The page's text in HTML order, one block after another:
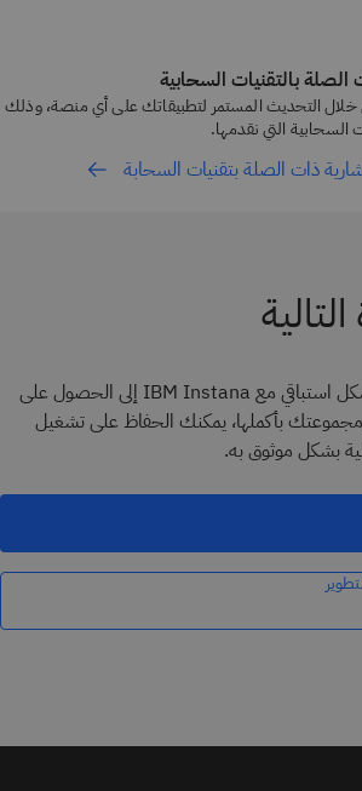
بالتقنيات السحابية
خلال التحديث المستمر لتطبيقاتك على أي منصة، وذلك
التي نقدمها.
ذات الصلة بتقنيات السحابة
من اكتشاف المشكلات بشكل استباقي مع IBM Instana إلى الحصول على
بأكملها، يمكنك الحفاظ على تشغيل
بشكل موثوق به.